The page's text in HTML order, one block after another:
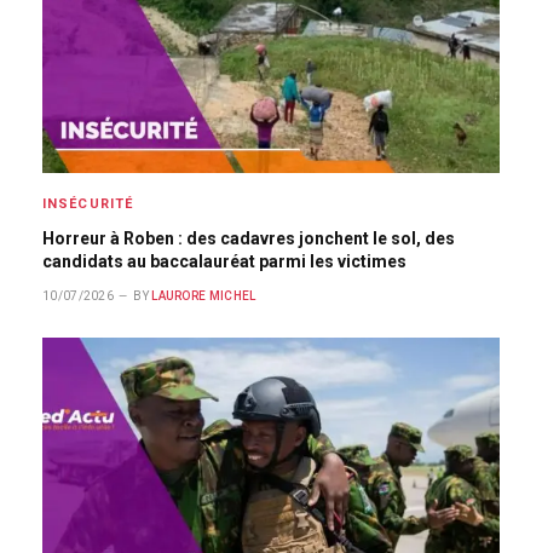
INSÉCURITÉ
Horreur à Roben : des cadavres jonchent le sol, des
candidats au baccalauréat parmi les victimes
10/07/2026 BY LAURORE MICHEL